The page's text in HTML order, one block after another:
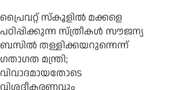
പ്രൈവറ്റ് സ്‌കൂളില്‍ മക്കളെ
പഠിപ്പിക്കുന്ന സ്ത്രീകള്‍ സൗജന്യ
ബസില്‍ തള്ളിക്കയറുന്നെന്ന്
ഗതാഗത മന്ത്രി;
വിവാദമായതോടെ